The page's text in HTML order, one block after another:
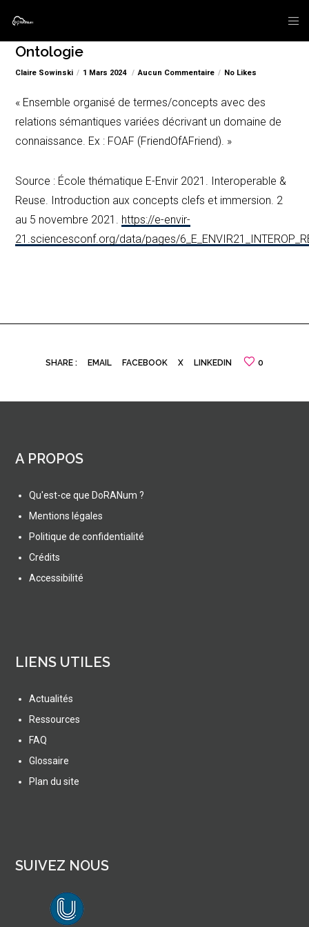
Ontologie
Claire Sowinski 1 Mars 2024 Aucun Commentaire No Likes
« Ensemble organisé de termes/concepts avec des
relations sémantiques variées décrivant un domaine de
connaissance. Ex : FOAF (FriendOfAFriend). »
Source : École thématique E-Envir 2021. Interoperable &
Reuse. Introduction aux concepts clefs et immersion. 2
au 5 novembre 2021. https://e-envir-
21.sciencesconf.org/data/pages/
SHARE : EMAIL FACEBOOK X LINKEDIN 0
A PROPOS
Qu'est-ce que DoRANum ?
Mentions légales
Politique de confidentialité
Crédits
Accessibilité
LIENS UTILES
Actualités
Ressources
FAQ
Glossaire
Plan du site
SUIVEZ NOUS